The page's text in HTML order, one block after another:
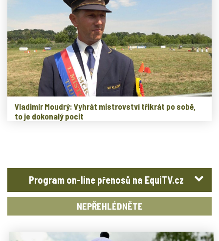
Vladimír Moudrý: Vyhrát mistrovství třikrát po sobě,
to je dokonalý pocit
Program on-line přenosů na EquiTV.cz
NEPŘEHLÉDNĚTE